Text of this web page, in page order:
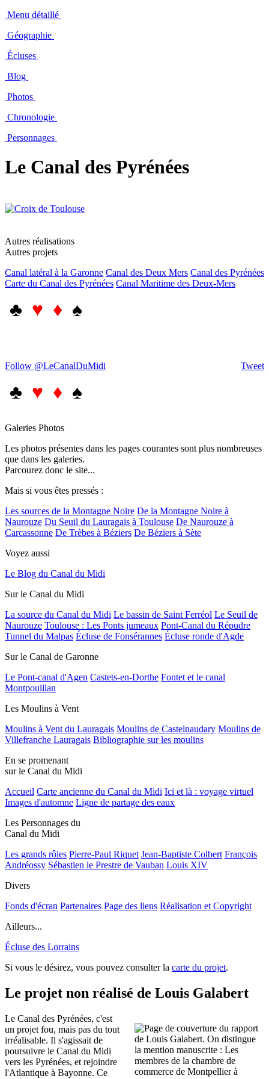
Menu détaillé
Géographie
Écluses
Blog
Photos
Chronologie
Personnages
Le Canal des Pyrénées
Autres réalisations
Autres projets
Canal latéral à la Garonne Canal des Deux Mers Canal des Pyrénées
Carte du Canal des Pyrénées Canal Maritime des Deux-Mers
♣ ♥ ♦ ♠
Tweet
Follow @LeCanalDuMidi
♣ ♥ ♦ ♠
Galeries Photos
Les photos présentes dans les pages courantes sont plus nombreuses
que dans les galeries.
Parcourez donc le site...
Mais si vous êtes pressés :
Les sources de la Montagne Noire De la Montagne Noire à
Naurouze Du Seuil du Lauragais à Toulouse De Naurouze à
Carcassonne De Trèbes à Béziers De Béziers à Sète
Voyez aussi
Le Blog du Canal du Midi
Sur le Canal du Midi
La source du Canal du Midi Le bassin de Saint Ferréol Le Seuil de
Naurouze Toulouse : Les Ponts jumeaux Pont-Canal du Répudre
Tunnel du Malpas Écluse de Fonsérannes Écluse ronde d'Agde
Sur le Canal de Garonne
Le Pont-canal d'Agen Castets-en-Dorthe Fontet et le canal
Montpouillan
Les Moulins à Vent
Moulins à Vent du Lauragais Moulins de Castelnaudary Moulins de
Villefranche Lauragais Bibliographie sur les moulins
En se promenant
sur le Canal du Midi
Accueil Carte ancienne du Canal du Midi Ici et là : voyage virtuel
Images d'automne Ligne de partage des eaux
Les Personnages du
Canal du Midi
Les grands rôles Pierre-Paul Riquet Jean-Baptiste Colbert François
Andréossy Sébastien le Prestre de Vauban Louis XIV
Divers
Fonds d'écran Partenaires Page des liens Réalisation et Copyright
Ailleurs...
Écluse des Lorrains
Si vous le désirez, vous pouvez consulter la carte du projet.
Le projet non réalisé de Louis Galabert
Le Canal des Pyrénées, c'est
un projet fou, mais pas du tout
irréalisable. Il s'agissait de
poursuivre le Canal du Midi
vers les Pyrénées, et rejoindre
l'Atlantique à Bayonne. Ce